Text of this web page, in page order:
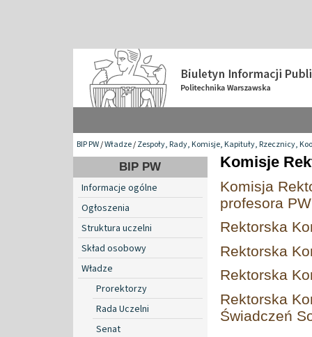
BIP PW/Władze/Zespoły, Rady, Komisje, Kapituły, Rzecznicy,
BIP PW
Informacje ogólne
Ogłoszenia
Struktura uczelni
Skład osobowy
Władze
Prorektorzy
Rada Uczelni
Senat
Komisje
Komisja
profesora
Rektorska
Rektorska
Rektorska
Rektorska
Świadczeń